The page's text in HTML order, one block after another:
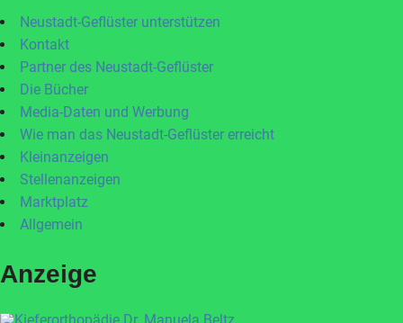
Neustadt-Geflüster unterstützen
Kontakt
Partner des Neustadt-Geflüster
Die Bücher
Media-Daten und Werbung
Wie man das Neustadt-Geflüster erreicht
Kleinanzeigen
Stellenanzeigen
Marktplatz
Allgemein
Anzeige